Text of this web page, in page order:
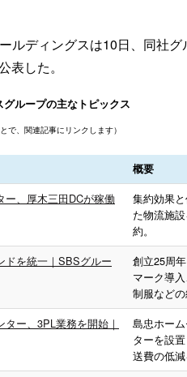
ルディングスは10日、同社
表した。
グループの主なトピックス
で、関連記事にリンクします）
概要
ー、厚木三田DCが稼働
集約効果
た物流施
約。
ドを統一｜SBSグルー
創立25周
マーク導
制服など
ー、3PL業務を開始｜
島忠ホー
ターを設
送費の低減